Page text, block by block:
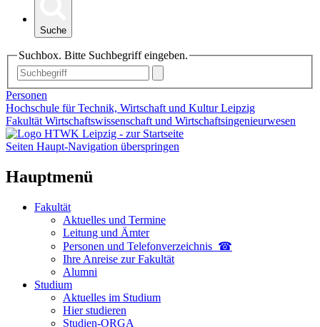
Suche
Suchbox. Bitte Suchbegriff eingeben.
Personen
Hochschule für Technik, Wirtschaft und Kultur Leipzig
Fakultät Wirtschaftswissenschaft und Wirtschaftsingenieurwesen
Seiten Haupt-Navigation überspringen
Hauptmenü
Fakultät
Aktuelles und Termine
Leitung und Ämter
Personen und Telefon­verzeichnis ☎
Ihre Anreise zur Fakultät
Alumni
Studium
Aktuelles im Studium
Hier studieren
Studien-ORGA